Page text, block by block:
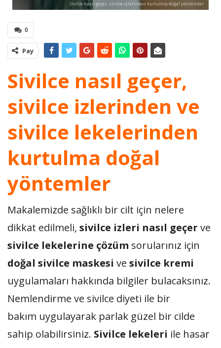
Sivilce nasıl geçer, sivilce izlerinden kurtulma doğal yöntemler
0
Pay
Sivilce nasıl geçer,
sivilce izlerinden ve
sivilce lekelerinden
kurtulma doğal
yöntemler
Makalemizde sağlıklı bir cilt için nelere
dikkat edilmeli, sivilce izleri nasıl geçer ve
sivilce lekelerine çözüm sorularınız için
doğal sivilce maskesi ve sivilce kremi
uygulamaları hakkında bilgiler bulacaksınız.
Nemlendirme ve sivilce diyeti ile bir
bakım uygulayarak parlak güzel bir cilde
sahip olabilirsiniz. Sivilce lekeleri ile hasar